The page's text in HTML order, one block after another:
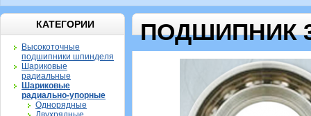
КАТЕГОРИИ
Высокоточные
подшипники шпинделя
Шариковые
радиальные
Шариковые
радиально-упорные
Однорядные
ПОДШИПНИК